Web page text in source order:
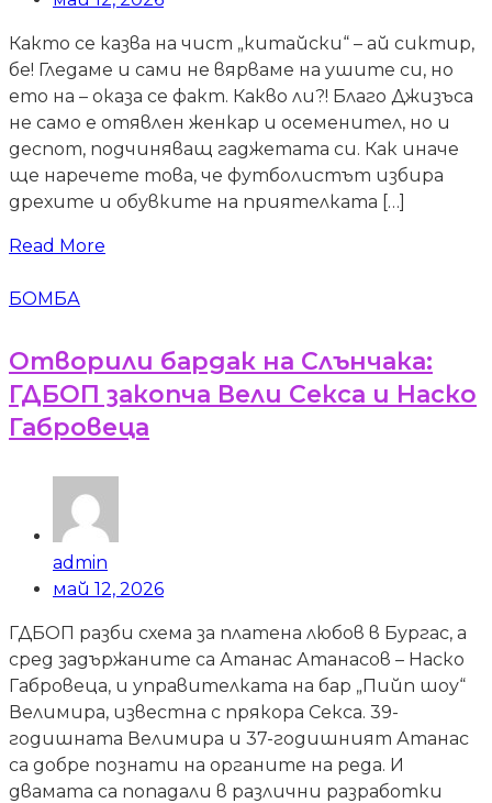
Както се казва на чист „китайски“ – ай сиктир,
бе! Гледаме и сами не вярваме на ушите си, но
ето на – оказа се факт. Какво ли?! Благо Джизъса
не само е отявлен женкар и осеменител, но и
деспот, подчиняващ гаджетата си. Как иначе
ще наречете това, че футболистът избира
дрехите и обувките на приятелката […]
Read More
БОМБА
Отворили бардак на Слънчака:
ГДБОП закопча Вели Секса и Наско
Габровеца
admin
май 12, 2026
ГДБОП разби схема за платена любов в Бургас, а
сред задържаните са Атанас Атанасов – Наско
Габровеца, и управителката на бар „Пийп шоу“
Велимира, известна с прякора Секса. 39-
годишната Велимира и 37-годишният Атанас
са добре познати на органите на реда. И
двамата са попадали в различни разработки